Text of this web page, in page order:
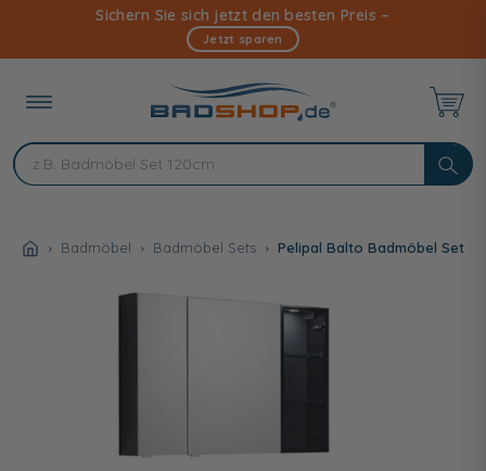
Inhalt
Sichern Sie sich jetzt den besten Preis –
Jetzt sparen
Badmöbel Badmöbel Sets Pelipal Balto Badmöbel Set